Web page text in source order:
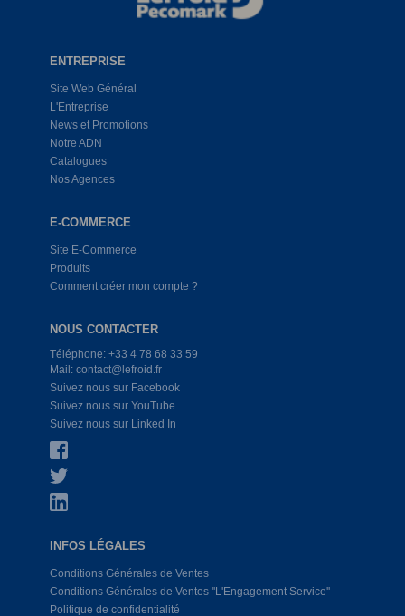
ENTREPRISE
Site Web Général
L'Entreprise
News et Promotions
Notre ADN
Catalogues
Nos Agences
E-COMMERCE
Site E-Commerce
Produits
Comment créer mon compte ?
NOUS CONTACTER
Téléphone: +33 4 78 68 33 59
Mail: contact@lefroid.fr
Suivez nous sur Facebook
Suivez nous sur YouTube
Suivez nous sur Linked In
INFOS LÉGALES
Conditions Générales de Ventes
Conditions Générales de Ventes ''L'Engagement Service''
Politique de confidentialité